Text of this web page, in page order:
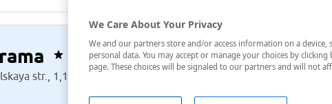
str., 1,1 , Krasnaya Poliana, Krasnodar, Rusia
We Care About Your Privacy
We and our partners store and/or access information on a device,
personal data. You may accept or manage your choices by
page. These choices will be signaled to our partners and will not